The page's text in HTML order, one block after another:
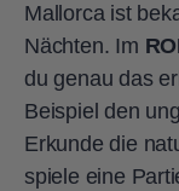
Mallorca ist
Nächten. Im
du genau das
Beispiel den
Erkunde die
spiele eine